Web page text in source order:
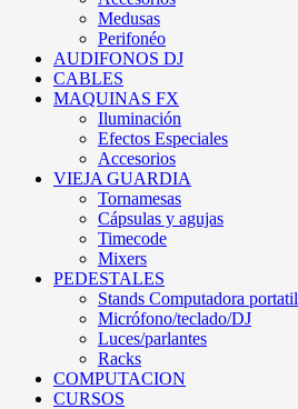
Medusas
Perifonéo
AUDIFONOS DJ
CABLES
MAQUINAS FX
Iluminación
Efectos Especiales
Accesorios
VIEJA GUARDIA
Tornamesas
Cápsulas y agujas
Timecode
Mixers
PEDESTALES
Stands Computadora portatil
Micrófono/teclado/DJ
Luces/parlantes
Racks
COMPUTACION
CURSOS